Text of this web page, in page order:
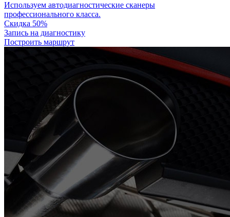
Используем автодиагностические сканеры
профессионального класса.
Скидка 50%
Запись на диагностику
Построить маршрут